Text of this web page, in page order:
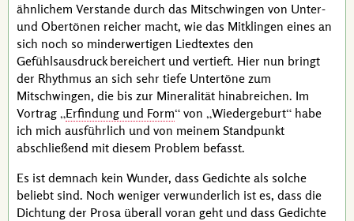
ähnlichem Verstande durch das Mitschwingen von Unter-
und Obertönen reicher macht, wie das Mitklingen eines an
sich noch so minderwertigen Liedtextes den
Gefühlsausdruck bereichert und vertieft. Hier nun bringt
der Rhythmus an sich sehr tiefe Untertöne zum
Mitschwingen, die bis zur Mineralität hinabreichen. Im
Vortrag Erfindung und Form von Wiedergeburt habe
ich mich ausführlich und von meinem Standpunkt
abschließend mit diesem Problem befasst.
Es ist demnach kein Wunder, dass Gedichte als solche
beliebt sind. Noch weniger verwunderlich ist es, dass die
Dichtung der Prosa überall voran geht und dass Gedichte